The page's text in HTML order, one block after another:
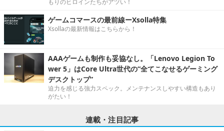
もりのヒロインたちがアツい！
ゲームコマースの最前線ーXsolla特集
Xsollaの最新情報はこちらから！
AAAゲームも制作も妥協なし。「Lenovo Legion To
wer 5」はCore Ultra世代の“全てこなせるゲーミング
デスクトップ”
迫力を感じる強力スペック。メンテナンスしやすい構造もあり
がたい！
連載・注目記事